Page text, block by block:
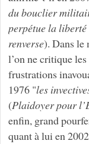
du bouclier
perpétue la liberté
renverse). Dans le
l’on ne critique
frustrations
1976 "les
(Plaidoyer pour
enfin, grand
quant à lui en